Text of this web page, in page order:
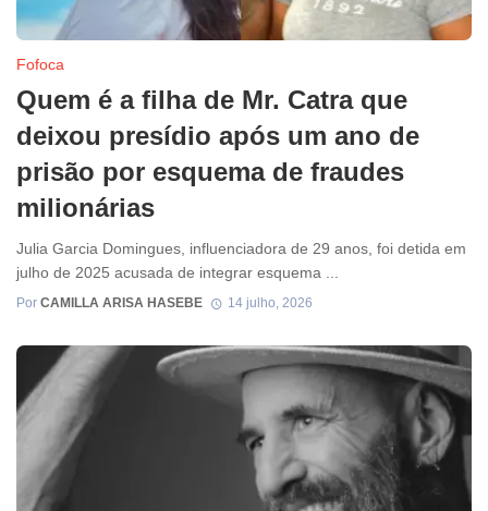
Fofoca
Quem é a filha de Mr. Catra que
deixou presídio após um ano de
prisão por esquema de fraudes
milionárias
Julia Garcia Domingues, influenciadora de 29 anos, foi detida em
julho de 2025 acusada de integrar esquema ...
Por CAMILLA ARISA HASEBE 14 julho, 2026